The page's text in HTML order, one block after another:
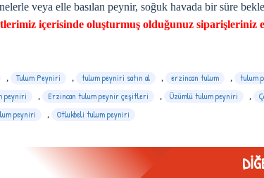
veya elle basılan peynir, soğuk havada bir süre
içerisinde oluşturmuş olduğunuz siparişleriniz
, Tulum Peyniri , tulum peyniri satın al , erzincan tulum , tulum
peyniri , Erzincan tulum peynir çeşitleri , Üzümlü tulum peyniri ,
peyniri , Otlukbeli tulum peyniri